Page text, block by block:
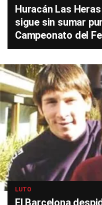
Huracán Las
sigue sin sumar
Campeonato del
LUTO
El Barcelona